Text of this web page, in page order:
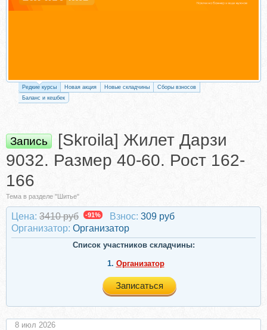
Редкие курсы Новая акция Новые складчины
Сборы взносов
Баланс и кешбек
Запись
[Skroila] Жилет Дарзи
9032. Размер 40-60. Рост 162-
166
Тема в разделе "Шитье"
Цена: 3410 руб -91% Взнос: 309 руб
Организатор: Организатор
Список участников складчины:
1. Организатор
Записаться
8 июл 2026